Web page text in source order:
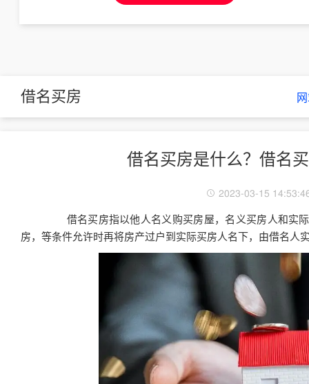
借名买房
借名买房是什么？借名
2023-03-15
借名买房指以他人名义购买房屋，名义买房人和实
房，等条件允许时再将房产过户到实际买房人名下，由借名人